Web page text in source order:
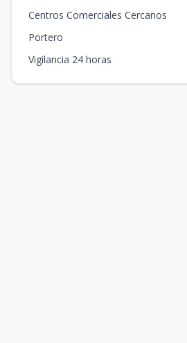
Centros Comerciales Cercanos
Portero
Vigilancia 24 horas